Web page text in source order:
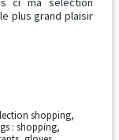
plus grand plaisir
shopping,
:shopping,